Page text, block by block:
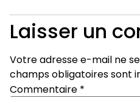
Laisser un
Votre adresse e-mail ne
champs obligatoires sont
Commentaire *